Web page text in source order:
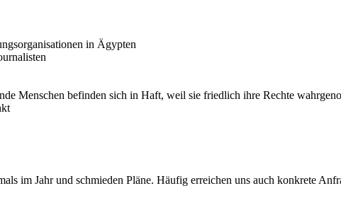
in Ägypten
Menschen befinden sich in Haft, weil sie friedlich ihre Rechte
im Jahr und schmieden Pläne. Häufig erreichen uns auch konkrete